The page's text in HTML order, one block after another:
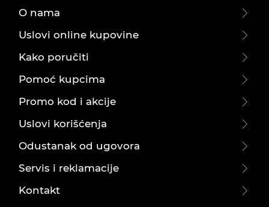
O nama
Uslovi online kupovine
Kako poručiti
Pomoć kupcima
Promo kod i akcije
Uslovi korišćenja
Odustanak od ugovora
Servis i reklamacije
Kontakt